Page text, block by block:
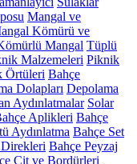
Mangal ve
Kömürü ve
Mangal Tüplü
Malzemeleri Piknik
Örtüleri Bahçe
Dolapları Depolama
Aydınlatmalar Solar
Aplikleri Bahçe
Aydınlatma Bahçe Set
Direkleri Bahçe Peyzaj
Çit ve Bordürleri